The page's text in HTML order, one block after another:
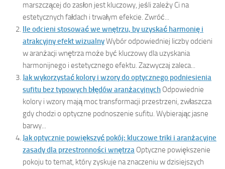
marszczącej do zasłon jest kluczowy, jeśli zależy Ci na
estetycznych fałdach i trwałym efekcie. Zwróć...
Ile odcieni stosować we wnętrzu, by uzyskać harmonię i
atrakcyjny efekt wizualnyWybór odpowiedniej liczby odcieni
w aranżacji wnętrza może być kluczowy dla uzyskania
harmonijnego i estetycznego efektu. Zazwyczaj zaleca...
Jak wykorzystać kolory i wzory do optycznego podniesienia
sufitu bez typowych błędów aranżacyjnych Odpowiednie
kolory i wzory mają moc transformacji przestrzeni, zwłaszcza
gdy chodzi o optyczne podnoszenie sufitu. Wybierając jasne
barwy...
Jak optycznie powiększyć pokój: kluczowe triki i aranżacyjne
zasady dla przestronności wnętrza Optyczne powiększenie
pokoju to temat, który zyskuje na znaczeniu w dzisiejszych